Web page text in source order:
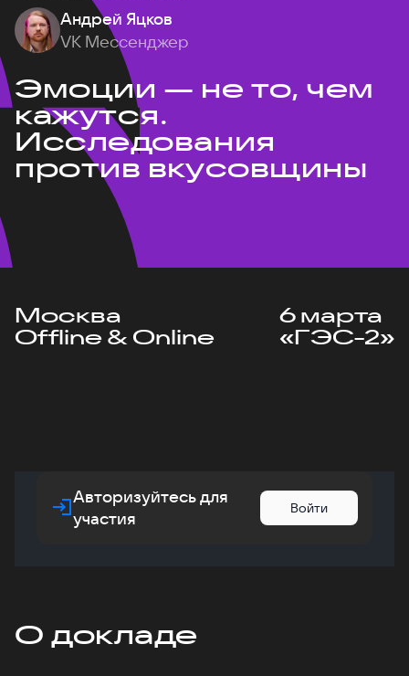
Андрей Яцков
VK Мессенджер
Эмоции — не то, чем
кажутся.
Исследования
против вкусовщины
Москва
Offline & Online
6 марта
«ГЭС-2»
Авторизуйтесь для
участия
Войти
О докладе